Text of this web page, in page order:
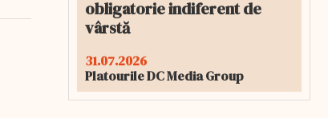
obligatorie indiferent de
vârstă
31.07.2026
Platourile DC Media Group